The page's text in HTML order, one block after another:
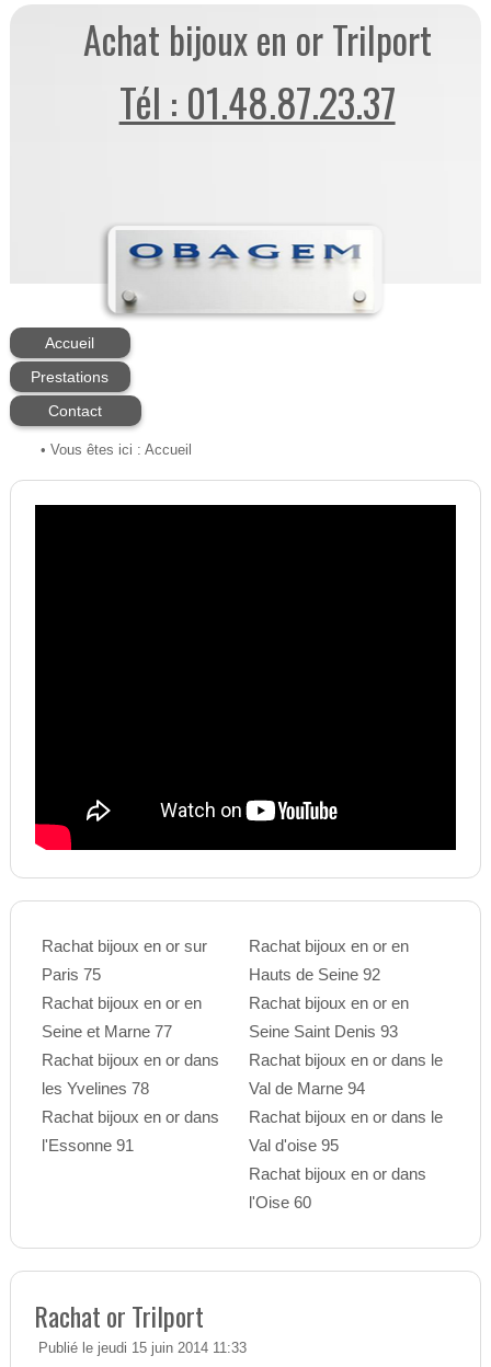
Achat bijoux en or Trilport
Tél : 01.48.87.23.37
Accueil
Prestations
Contact
• Vous êtes ici : Accueil
Rachat bijoux en or sur
Paris 75
Rachat bijoux en or en
Seine et Marne 77
Rachat bijoux en or dans
les Yvelines 78
Rachat bijoux en or dans
l'Essonne 91
Rachat bijoux en or en
Hauts de Seine 92
Rachat bijoux en or en
Seine Saint Denis 93
Rachat bijoux en or dans le
Val de Marne 94
Rachat bijoux en or dans le
Val d'oise 95
Rachat bijoux en or dans
l'Oise 60
Rachat or Trilport
Publié le jeudi 15 juin 2014 11:33